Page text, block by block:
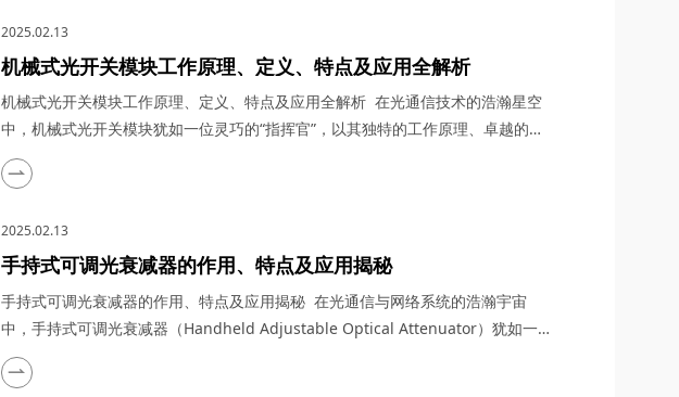
2025.02.13
机械式光开关模块工作原理、定义、特点及应用全解析
机械式光开关模块工作原理、定义、特点及应用全解析 在光通信技术的浩瀚星空
中，机械式光开关模块犹如一位灵巧的“指挥官”，以其独特的工作原理、卓越的性
能和广泛的应用领域，引领着光纤通信技术的不断前行。作为机械式光开关模块的
专业生产厂家，四川梓冠光电深知这一科技产品的价值与潜力。本文将详细介绍机
其奥秘所在。 ...
2025.02.13
手持式可调光衰减器的作用、特点及应用揭秘
手持式可调光衰减器的作用、特点及应用揭秘 在光通信与网络系统的浩瀚宇宙
中，手持式可调光衰减器（Handheld Adjustable Optical Attenuator）犹如一
位精准的调控大师，以其卓越的功能和广泛的应用领域，为光纤通信系统的稳定运
行保驾护航。作为深耕光通信领域的生产厂家，四川梓冠光电深知手持式可调光衰